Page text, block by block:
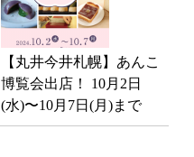
【丸井今井札幌】あんこ
博覧会出店！ 10月2日
(水)〜10月7日(月)まで